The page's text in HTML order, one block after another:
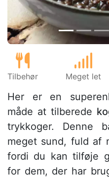
Tilbehør Meget let
Her er en
måde at tilberede
trykkoger. Denne
meget sund, fuld af
fordi du kan tilføje
for dem, der har